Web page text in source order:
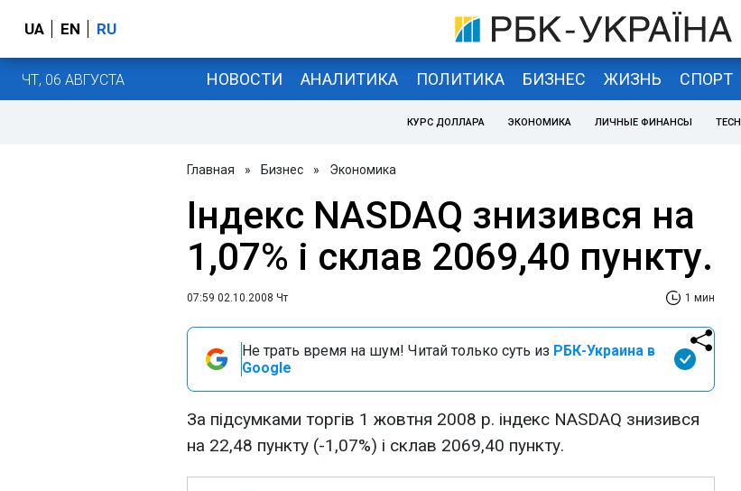
UA EN RU
ЧТ, 06 АВГУСТА НОВОСТИ АНАЛИТИКА ПОЛИТИКА БИЗНЕС ЖИЗНЬ СПОРТ
КУРС ДОЛЛАРА ЭКОНОМИКА ЛИЧНЫЕ ФИНАНСЫ TECH
Главная » Бизнес » Экономика
Індекс NASDAQ знизився на
1,07% і склав 2069,40 пункту.
07:59 02.10.2008 Чт 1 мин
Не трать время на шум! Читай только суть из РБК-Украина в
Google
За підсумками торгів 1 жовтня 2008 р. індекс NASDAQ знизився
на 22,48 пункту (-1,07%) і склав 2069,40 пункту.